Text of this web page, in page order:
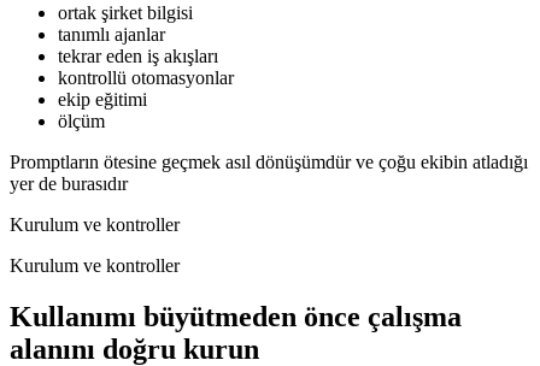
ortak şirket bilgisi
tanımlı ajanlar
tekrar eden iş akışları
kontrollü otomasyonlar
ekip eğitimi
ölçüm
Promptların ötesine geçmek asıl dönüşümdür ve çoğu ekibin atladığı
yer de burasıdır
Kurulum ve kontroller
Kurulum ve kontroller
Kullanımı büyütmeden önce çalışma
alanını doğru kurun